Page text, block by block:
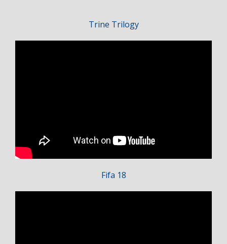
Trine Trilogy
Fifa 18